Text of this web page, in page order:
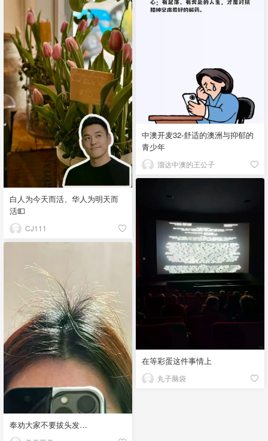
中澳开麦32-舒适的澳洲与抑郁的
青少年
溜达中澳的王公子
白人为今天而活、华人为明天而
活💵
CJ111
在等彩蛋这件事情上
丸子脑袋
奉劝大家不要拔头发…